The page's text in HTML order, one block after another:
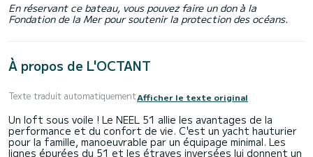
En réservant ce bateau, vous pouvez faire un don à la
Fondation de la Mer pour soutenir la protection des océans.
À propos de L'OCTANT
Texte traduit automatiquementAfficher le texte original
Un loft sous voile ! Le NEEL 51 allie les avantages de la
performance et du confort de vie. C'est un yacht hauturier
pour la famille, manoeuvrable par un équipage minimal. Les
lignes épurées du 51 et les étraves inversées lui donnent un